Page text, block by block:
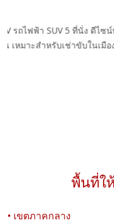
ขข้อสงสัยเรื่องเงินมัดจำรถเช่
หร่ และกรณีใดที่อาจถูกหักเงิ
Car Rental
พื้นที่ใ
• เขตภาคกลาง